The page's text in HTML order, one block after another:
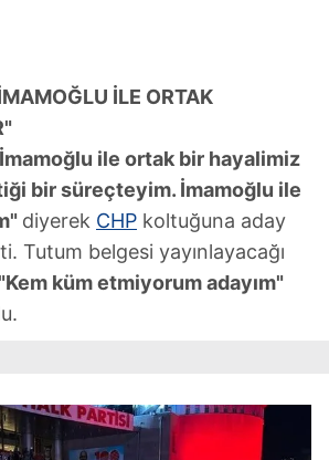
İLE ORTAK
ile ortak bir hayalimiz
bir süreçteyim. İmamoğlu ile
diyerek CHP koltuğuna aday
Tutum belgesi yayınlayacağı
"Kem küm etmiyorum adayım"